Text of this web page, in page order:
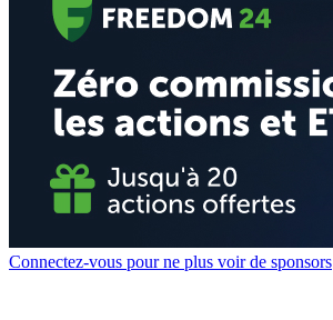
Connectez-vous pour ne plus voir de sponsors